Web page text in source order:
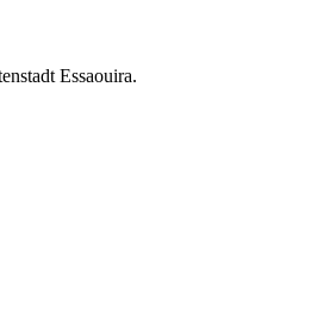
Essaouira.